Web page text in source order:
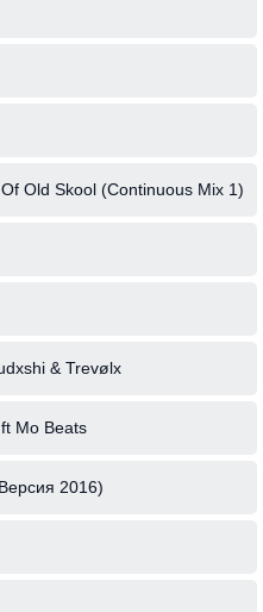
Old Skool (Continuous Mix 1)
& Trevølx
Mo Beats
2016)